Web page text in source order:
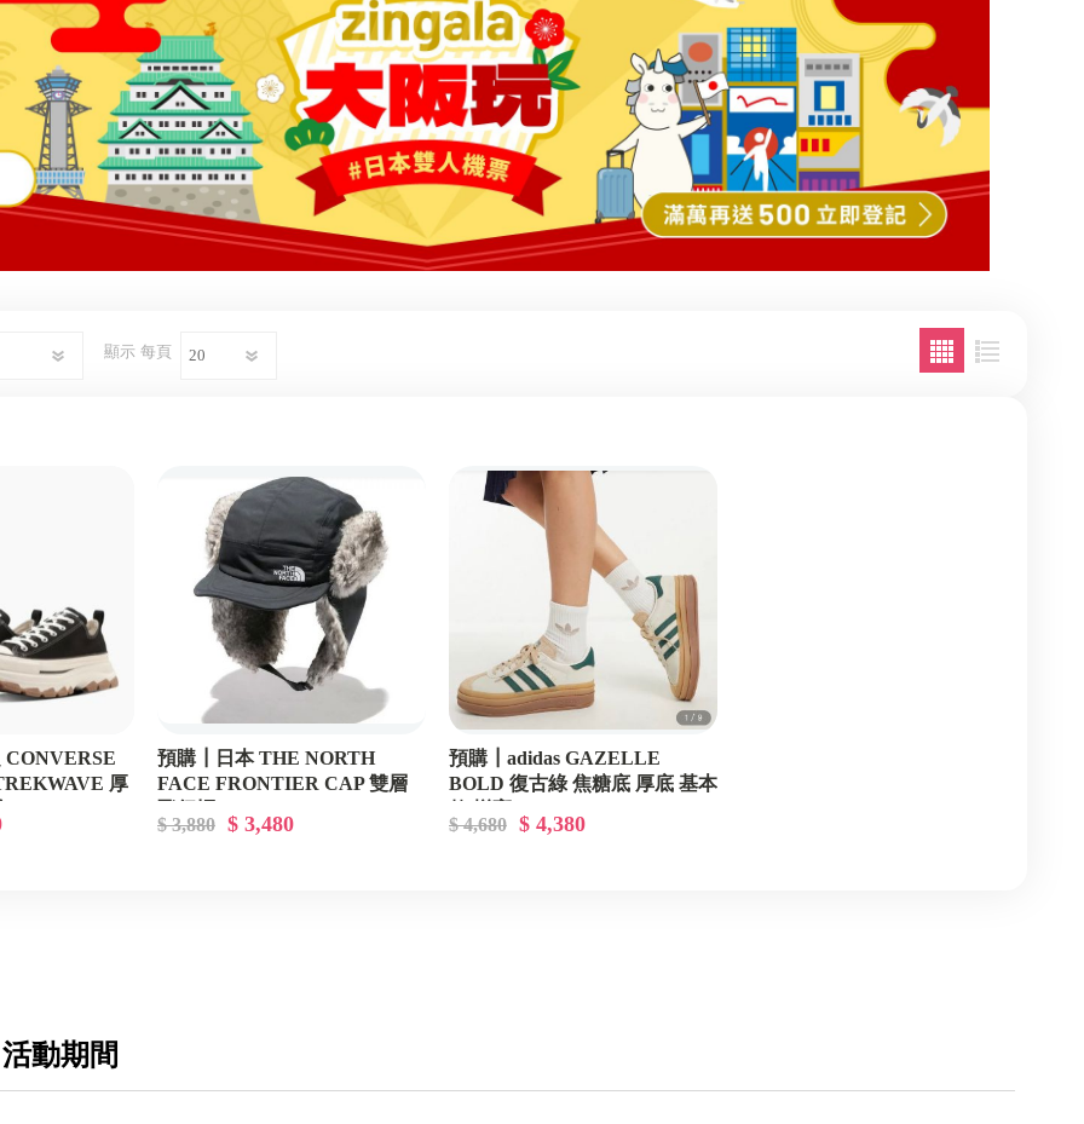
顯示 每頁
厚
預購┃日本 THE NORTH
FACE FRONTIER CAP 雙層
$ 3,880 $ 3,480
預購┃adidas GAZELLE
BOLD 復古綠 焦糖底 厚底 基本
$ 4,680 $ 4,380
動期間